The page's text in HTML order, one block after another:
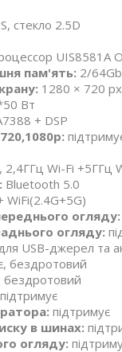
стекло 2.5D
UIS8581A
пам'ять: 2/64Gb
1280 × 720 px
Вт
+ DSP
2,4ГГц Wi-Fi +5ГГц
Bluetooth 5.0
WiFi(2.4G+5G)
огляду:
огляду:
USB-джерел та
бездротовий
бездротовий
підтримує
підтримує
в шинах:
огляду: